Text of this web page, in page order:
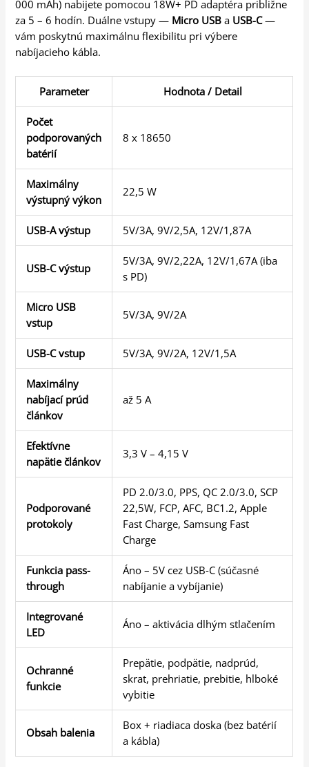
000 mAh) nabijete pomocou 18W+ PD adaptéra približne
za 5 – 6 hodín. Duálne vstupy — Micro USB a USB-C—
vám poskytnú maximálnu flexibilitu pri výbere
nabíjacieho kábla.
Parameter Hodnota / Detail
Počet
podporovaných
batérií
8 x 18650
Maximálny
výstupný výkon
22,5 W
USB-A výstup 5V/3A, 9V/2,5A, 12V/1,87A
USB-C výstup
5V/3A, 9V/2,22A, 12V/1,67A (iba
s PD)
Micro USB
vstup
5V/3A, 9V/2A
USB-C vstup 5V/3A, 9V/2A, 12V/1,5A
Maximálny
nabíjací prúd
článkov
až 5 A
Efektívne
napätie článkov
3,3 V – 4,15 V
Podporované
protokoly
PD 2.0/3.0, PPS, QC 2.0/3.0, SCP
22,5W, FCP, AFC, BC1.2, Apple
Fast Charge, Samsung Fast
Charge
Funkcia pass-
through
Áno – 5V cez USB-C (súčasné
nabíjanie a vybíjanie)
Integrované
LED
Áno – aktivácia dlhým stlačením
Ochranné
funkcie
Prepätie, podpätie, nadprúd,
skrat, prehriatie, prebitie, hlboké
vybitie
Obsah balenia
Box + riadiaca doska (bez batérií
a kábla)